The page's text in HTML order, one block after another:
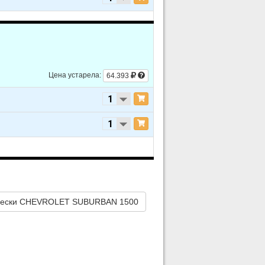
Цена устарела:
64.393
CHEVROLET SUBURBAN 1500